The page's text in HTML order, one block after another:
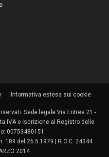
Informativa estesa sui cookie
Sede legale Via Eritrea 21 -
IVA e Iscrizione al Registro delle
00753480151
189 del 26.5.1979 | R.O.C. 24344
2014